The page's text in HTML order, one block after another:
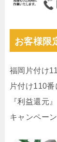
お客様限
福岡片付け
片付け110
『利益還元
キャンペーン